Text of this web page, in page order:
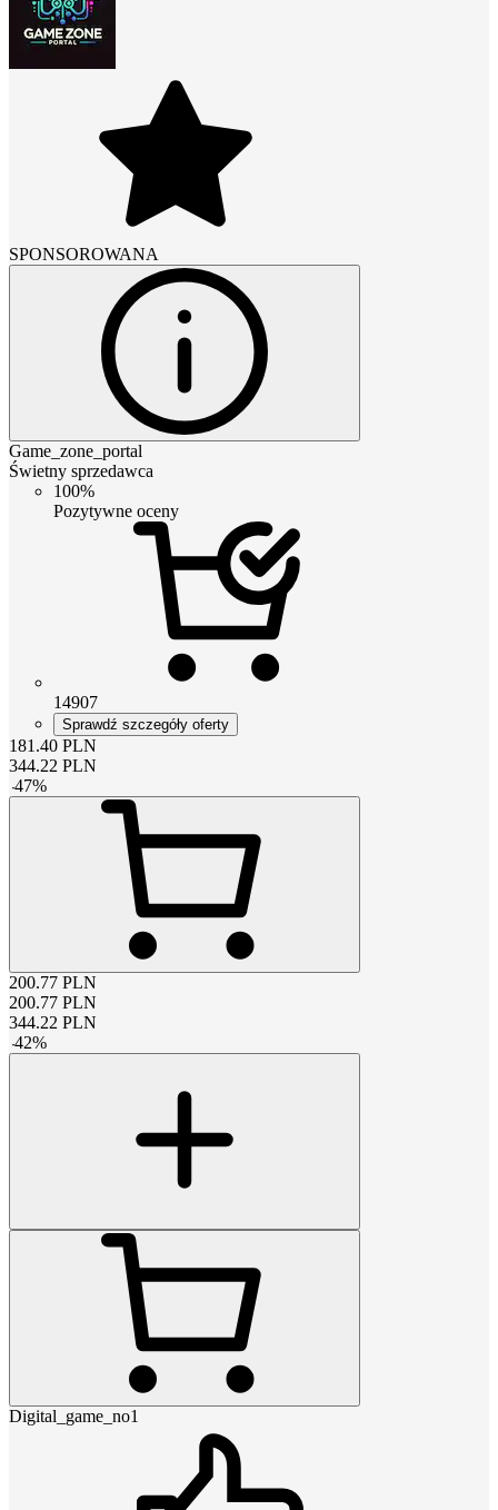
SPONSOROWANA
Game_zone_portal
Świetny sprzedawca
100%
Pozytywne oceny
14907
Sprawdź szczegóły oferty
181.40 PLN
344.22 PLN
-47%
200.77 PLN
200.77 PLN
344.22 PLN
-42%
Digital_game_no1